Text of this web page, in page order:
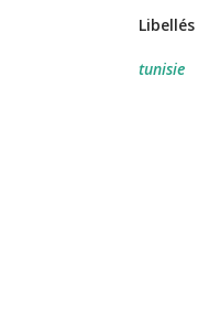
Libellés
tunisie